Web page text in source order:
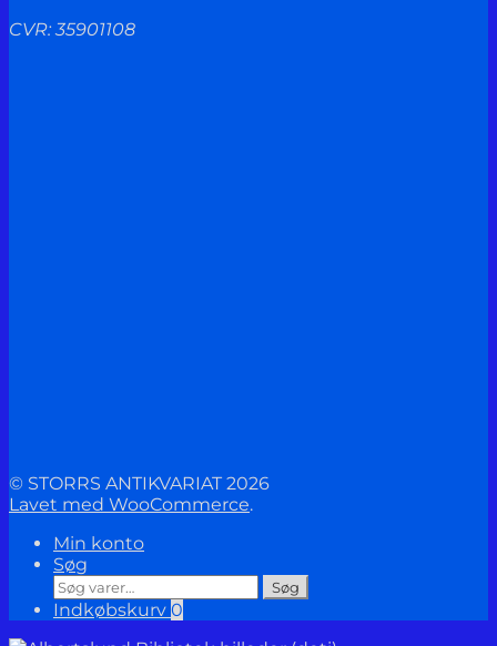
CVR: 35901108
© STORRS ANTIKVARIAT 2026
Lavet med WooCommerce.
Min konto
Søg
Søg
efter:
Søg
Indkøbskurv 0